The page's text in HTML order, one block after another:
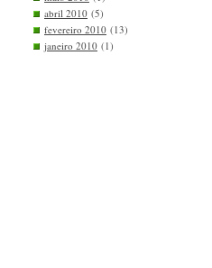
abril 2010 (5)
fevereiro 2010 (13)
janeiro 2010 (1)